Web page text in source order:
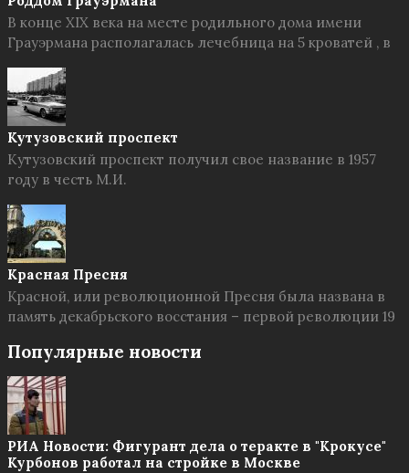
В конце XIX века на месте родильного дома имени
Грауэрмана располагалась лечебница на 5 кроватей , в
Кутузовский проспект
Кутузовский проспект получил свое название в 1957
году в честь М.И.
Красная Пресня
Красной, или революционной Пресня была названа в
память декабрьского восстания – первой революции 19
Популярные новости
РИА Новости: Фигурант дела о теракте в "Крокусе"
Курбонов работал на стройке в Москве